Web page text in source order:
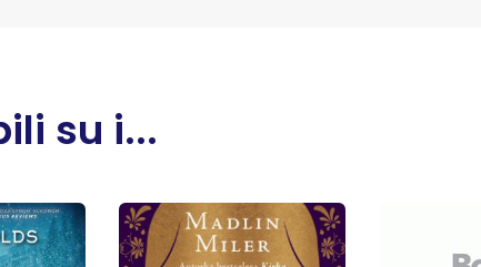
su i...